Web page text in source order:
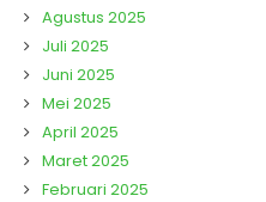
Agustus 2025
Juli 2025
Juni 2025
Mei 2025
April 2025
Maret 2025
Februari 2025